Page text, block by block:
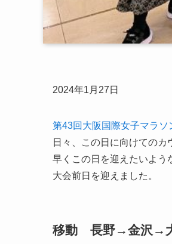
2024年1月27日
第43回大阪国際女子マラソ
日々、この日に向けてのカ
早くこの日を迎えたいよう
大会前日を迎えました。
移動 長野→金沢→